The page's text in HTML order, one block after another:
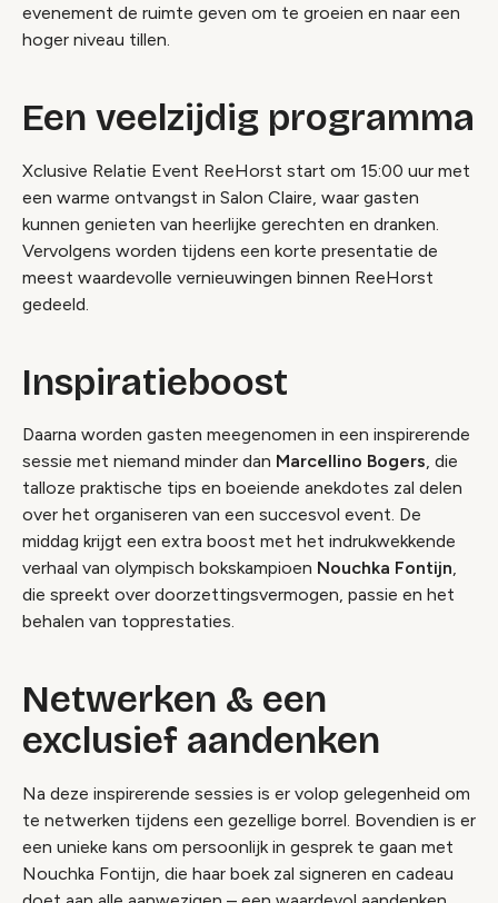
evenement de ruimte geven om te groeien en naar een
hoger niveau tillen.
Een veelzijdig programma
Xclusive Relatie Event ReeHorst start om 15:00 uur met
een warme ontvangst in Salon Claire, waar gasten
kunnen genieten van heerlijke gerechten en dranken.
Vervolgens worden tijdens een korte presentatie de
meest waardevolle vernieuwingen binnen ReeHorst
gedeeld.
Inspiratieboost
Daarna worden gasten meegenomen in een inspirerende
sessie met niemand minder dan Marcellino Bogers, die
talloze praktische tips en boeiende anekdotes zal delen
over het organiseren van een succesvol event. De
middag krijgt een extra boost met het indrukwekkende
verhaal van olympisch bokskampioen Nouchka Fontijn,
die spreekt over doorzettingsvermogen, passie en het
behalen van topprestaties.
Netwerken & een
exclusief aandenken
Na deze inspirerende sessies is er volop gelegenheid om
te netwerken tijdens een gezellige borrel. Bovendien is er
een unieke kans om persoonlijk in gesprek te gaan met
Nouchka Fontijn, die haar boek zal signeren en cadeau